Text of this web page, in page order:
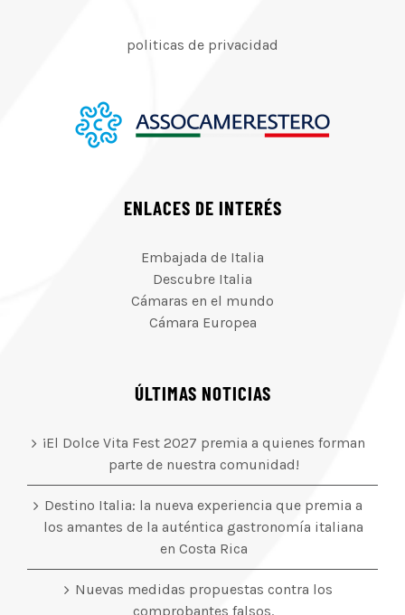
politicas de privacidad
ENLACES DE INTERÉS
Embajada de Italia
Descubre Italia
Cámaras en el mundo
Cámara Europea
ÚLTIMAS NOTICIAS
¡El Dolce Vita Fest 2027 premia a quienes forman
parte de nuestra comunidad!
Destino Italia: la nueva experiencia que premia a
los amantes de la auténtica gastronomía italiana
en Costa Rica
Nuevas medidas propuestas contra los
comprobantes falsos.